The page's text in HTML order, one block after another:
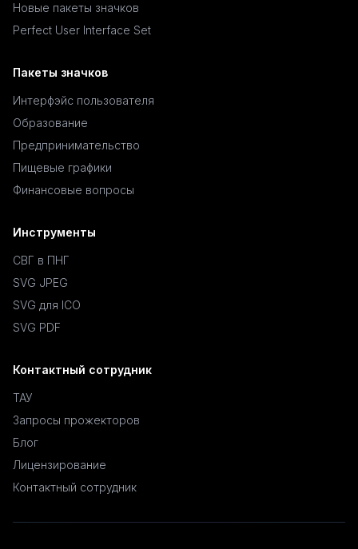
Новые пакеты значков
Perfect User Interface Set
Пакеты значков
Интерфэйс пользователя
Образование
Предпринимательство
Пищевые графики
Финансовые вопросы
Инструменты
СВГ в ПНГ
SVG JPEG
SVG для ICO
SVG PDF
Контактный сотрудник
ТАУ
Запросы прожекторов
Блог
Лицензирование
Контактный сотрудник